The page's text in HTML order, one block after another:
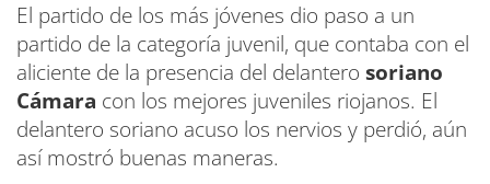
El partido de los más jóvenes dio paso a un
partido de la categoría juvenil, que contaba con el
aliciente de la presencia del delantero soriano
Cámara con los mejores juveniles riojanos. El
delantero soriano acuso los nervios y perdió, aún
así mostró buenas maneras.